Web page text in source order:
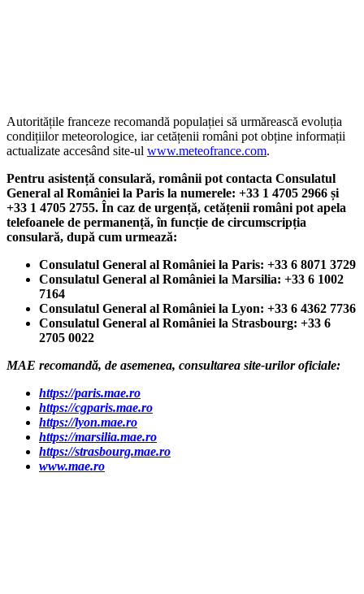
Autoritățile franceze recomandă populației să urmărească evoluția
condițiilor meteorologice, iar cetățenii români pot obține informații
actualizate accesând site-ul www.meteofrance.com.
Pentru asistență consulară, românii pot contacta Consulatul
General al României la Paris la numerele: +33 1 4705 2966 și
+33 1 4705 2755. În caz de urgență, cetățenii români pot apela
telefoanele de permanență, în funcție de circumscripția
consulară, după cum urmează:
Consulatul General al României la Paris: +33 6 8071 3729
Consulatul General al României la Marsilia: +33 6 1002
7164
Consulatul General al României la Lyon: +33 6 4362 7736
Consulatul General al României la Strasbourg: +33 6
2705 0022
MAE recomandă, de asemenea, consultarea site-urilor oficiale:
https://paris.mae.ro
https://cgparis.mae.ro
https://lyon.mae.ro
https://marsilia.mae.ro
https://strasbourg.mae.ro
www.mae.ro